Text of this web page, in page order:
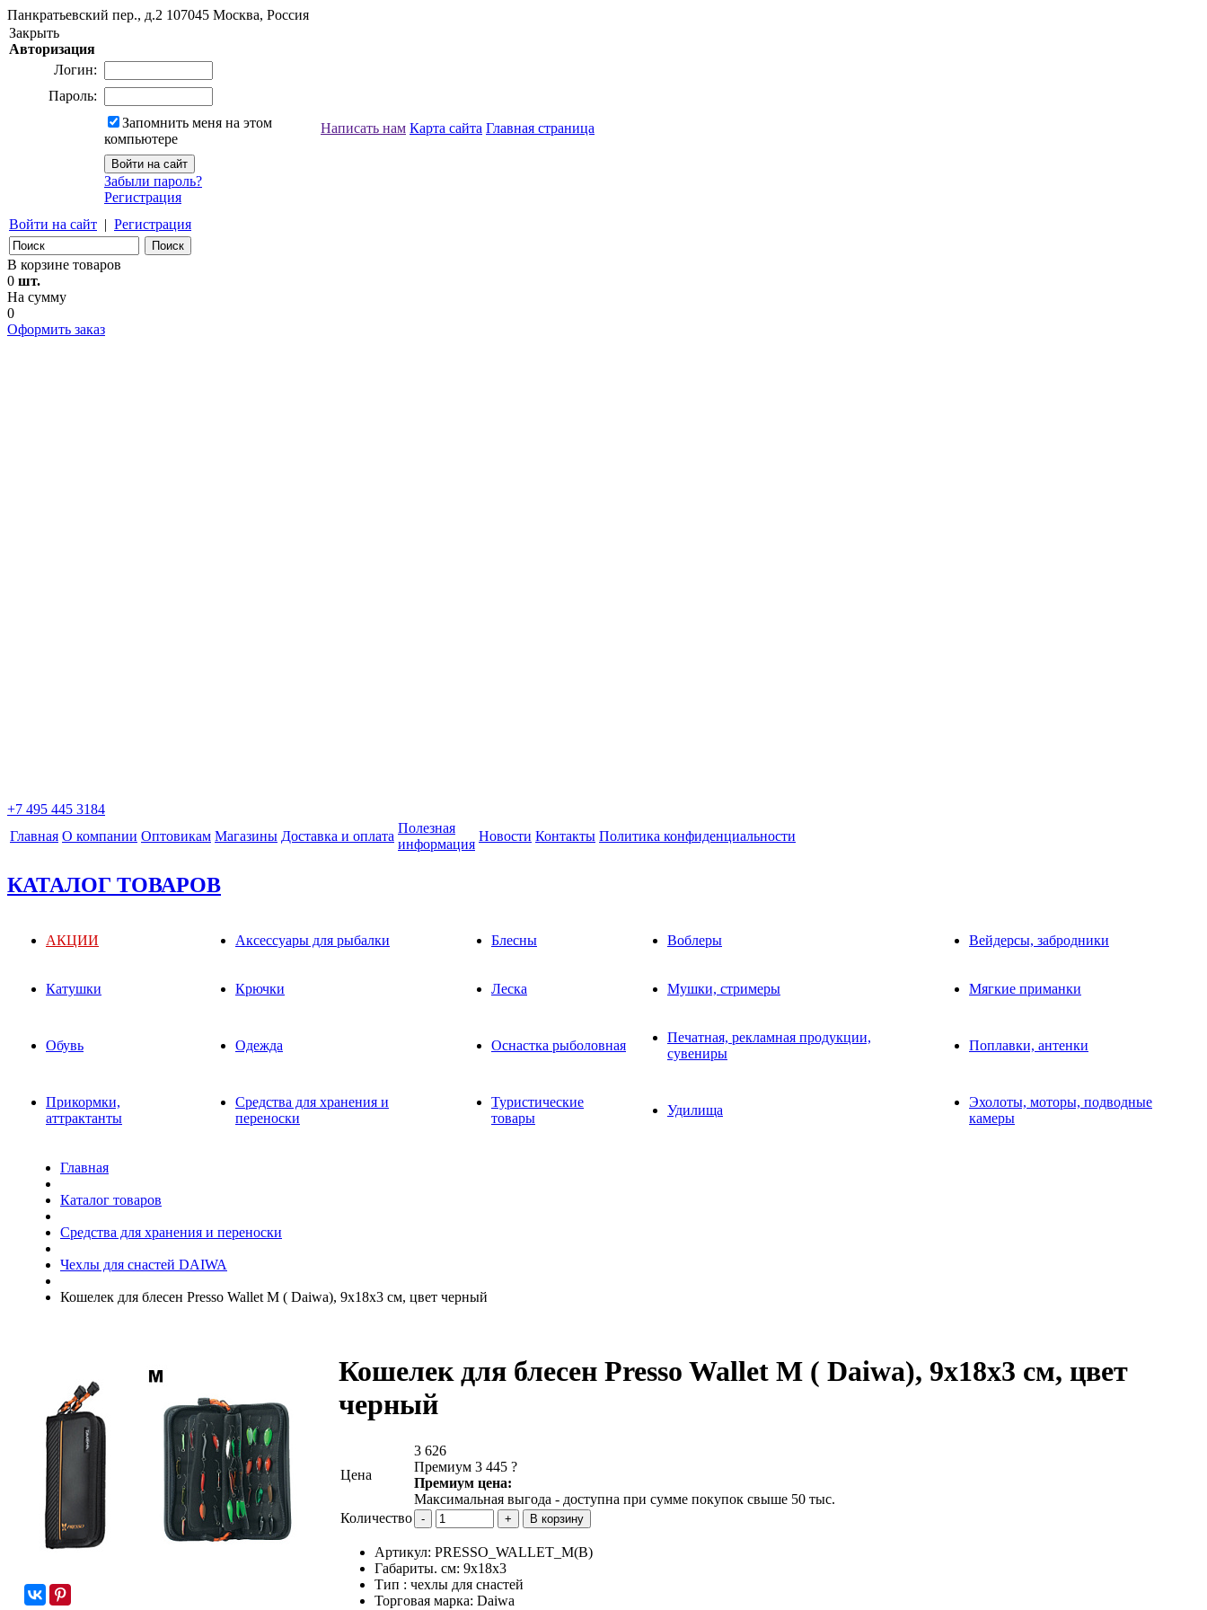
Панкратьевский пер., д.2 107045 Москва, Россия
Закрыть
Авторизация
Логин:
Пароль:
Запомнить меня на этом
компьютере
Забыли пароль?
Регистрация
Войти на сайт | Регистрация
Написать нам Карта сайта Главная страница
В корзине товаров
0 шт.
На сумму
0
Оформить заказ
+7 495 445 3184
Главная О компании Оптовикам Магазины Доставка и оплата
Полезная
информация
Новости Контакты Политика конфиденциальности
КАТАЛОГ ТОВАРОВ
АКЦИИ Аксессуары для рыбалки Блесны Воблеры Вейдерсы, забродники
Катушки Крючки Леска Мушки, стримеры Мягкие приманки
Обувь Одежда Оснастка рыболовная
Печатная, рекламная продукции,
сувениры
Поплавки, антенки
Прикормки,
аттрактанты
Средства для хранения и
переноски
Туристические
товары
Удилища
Эхолоты, моторы, подводные
камеры
Главная
Каталог товаров
Средства для хранения и переноски
Чехлы для снастей DAIWA
Кошелек для блесен Presso Wallet M ( Daiwa), 9х18х3 см, цвет черный
Кошелек для блесен Presso Wallet M ( Daiwa), 9х18х3 см, цвет
черный
Цена
3 626
Премиум 3 445 ?
Премиум цена:
Максимальная выгода - доступна при сумме покупок свыше 50 тыс.
Количество
Артикул: PRESSO_WALLET_M(B)
Габариты. см: 9х18х3
Тип : чехлы для снастей
Торговая марка: Daiwa